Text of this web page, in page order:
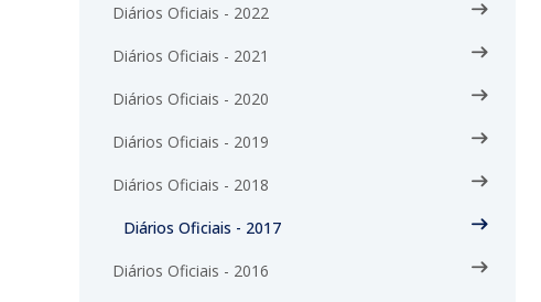
Diários Oficiais - 2022
Diários Oficiais - 2021
Diários Oficiais - 2020
Diários Oficiais - 2019
Diários Oficiais - 2018
Diários Oficiais - 2017
Diários Oficiais - 2016